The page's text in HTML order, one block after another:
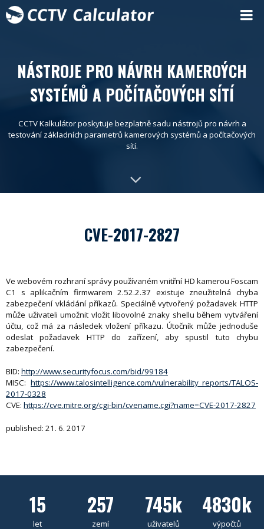
NÁSTROJE PRO NÁVRH KAMEROÝCH
SYSTÉMŮ A POČÍTAČOVÝCH SÍTÍ
CCTV Kalkulátor poskytuje bezplatně sadu nástrojů pro návrh a
testování základních parametrů kamerových systémů a počítačových
sítí.
CVE-2017-2827
Ve webovém rozhraní správy používaném vnitřní HD kamerou Foscam
C1 s aplikačním firmwarem 2.52.2.37 existuje zneužitelná chyba
zabezpečení vkládání příkazů. Speciálně vytvořený požadavek HTTP
může uživateli umožnit vložit libovolné znaky shellu během vytváření
účtu, což má za následek vložení příkazu. Útočník může jednoduše
odeslat požadavek HTTP do zařízení, aby spustil tuto chybu
zabezpečení.
BID: http://www.securityfocus.com/bid/99184
MISC: https://www.talosintelligence.com/vulnerability_reports/TALOS-
2017-0328
CVE: https://cve.mitre.org/cgi-bin/cvename.cgi?name=CVE-2017-2827
published: 21. 6. 2017
15
let
257
zemí
745k
uživatelů
4830k
výpočtů